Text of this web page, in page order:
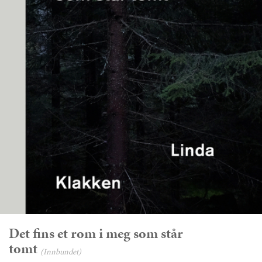
Det fins et rom i meg som står
tomt (Innbundet)